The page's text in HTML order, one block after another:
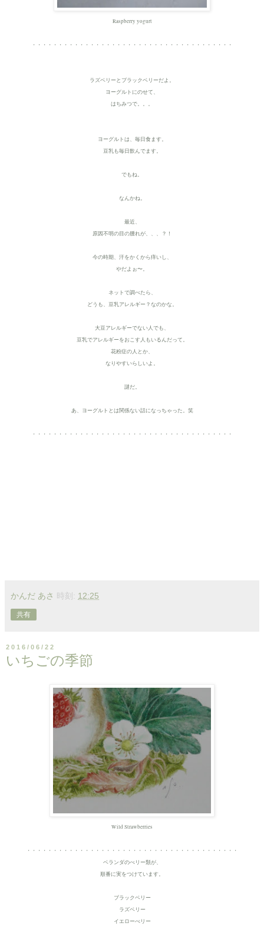
Raspberry yogurt
・・・・・・・・・・・・・・・・・・・・・・・・・・・・・・・・・・・・・・
ラズベリーとブラックベリーだよ。
ヨーグルトにのせて、
はちみつで。。。
ヨーグルトは、毎日食ます。
豆乳も毎日飲んでます。
でもね。
なんかね。
最近、
原因不明の目の腫れが、、、？！
今の時期、汗をかくから痒いし、
やだよぉ〜。
ネットで調べたら、
どうも、豆乳アレルギー？なのかな。
大豆アレルギーでない人でも、
豆乳でアレルギーをおこす人もいるんだって。
花粉症の人とか、
なりやすいらしいよ。
謎だ。
あ、ヨーグルトとは関係ない話になっちゃった。笑
・・・・・・・・・・・・・・・・・・・・・・・・・・・・・・・・・・・・・・
かんだ あさ 時刻: 12:25
共有
2016/06/22
いちごの季節
Wild Strawberries
・・・・・・・・・・・・・・・・・・・・・・・・・・・・・・・・・・・・・・・・
ベランダのべリー類が、
順番に実をつけています。
ブラックベリー
ラズベリー
イエローべリー